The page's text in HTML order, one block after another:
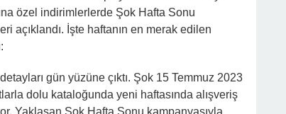
özel indirimlerlerde Şok Hafta Sonu
açıklandı. İşte haftanın en merak edilen
gün yüzüne çıktı. Şok 15 Temmuz 2023
dolu kataloğunda yeni haftasında alışveriş
Yaklaşan Şok Hafta Sonu kampanyasıyla